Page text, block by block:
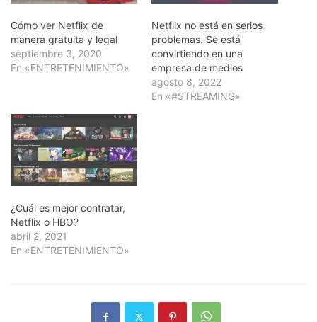
Cómo ver Netflix de
manera gratuita y legal
septiembre 3, 2020
En «ENTRETENIMIENTO»
Netflix no está en serios
problemas. Se está
convirtiendo en una
empresa de medios
agosto 8, 2022
En «#STREAMING»
¿Cuál es mejor contratar,
Netflix o HBO?
abril 2, 2021
En «ENTRETENIMIENTO»